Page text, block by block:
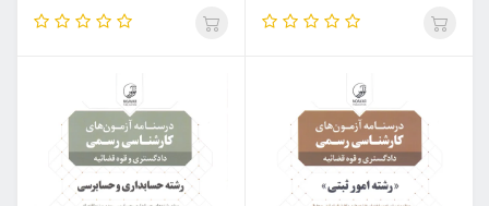
نوآور)
(نشر نوآور)